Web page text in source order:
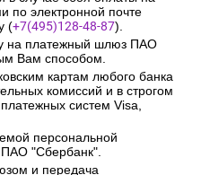
по электронной почте
(+7(495)128-48-87).
на платежный шлюз ПАО
Вам способом.
картам любого банка
комиссий и в строгом
систем Visa,
персональной
"Сбербанк".
и передача